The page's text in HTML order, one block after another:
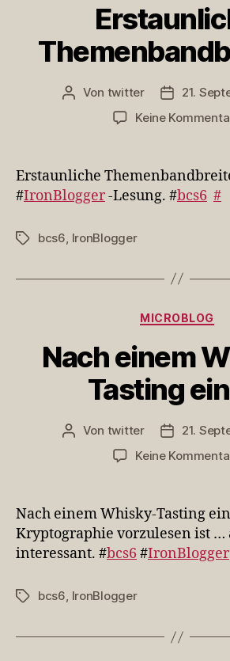
Beitragsautor
Von twitter
21.
Keine
Erstaunliche
#IronBlogger-Lesung. #bcs6 #
Schlagwörter
bcs6 IronBlogger
MICROBLOG
Nach einem
Tasting
Beitragsautor
Von twitter
21.
Keine
Nach einem Whisky-Tasting
Kryptographie vorzulesen ist …
interessant. #bcs6 #IronBlogger
Schlagwörter
bcs6, IronBlogger